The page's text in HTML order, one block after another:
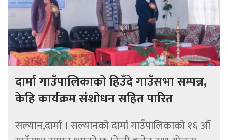
दार्मा गाउँपालिकाको हिउँदे गाउँसभा सम्पन्न,
केहि कार्यक्रम संशोधन सहित पारित
सल्यान,दार्मा । सल्यानको दार्मा गाउँपालिकाको १६ औँ